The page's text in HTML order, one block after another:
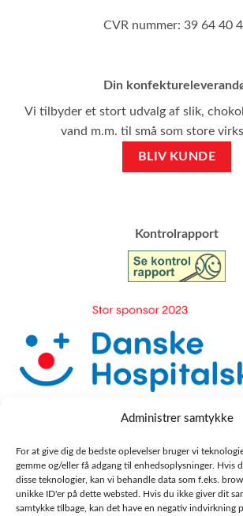
Administrer samtykke
For at give dig de bedste oplevelser bruger vi
gemme og/eller få adgang til enhedsoplysninger. Hvis
disse teknologier, kan vi behandle data som f.eks.
unikke ID'er på dette websted. Hvis du ikke giver dit
samtykke tilbage, kan det have en negativ indvirkning
CVR nummer: 39 64 40
Din
Vi tilbyder et stort udvalg af slik,
vand m.m. til små som store
BLIV KUNDE
​Kontrolrapport